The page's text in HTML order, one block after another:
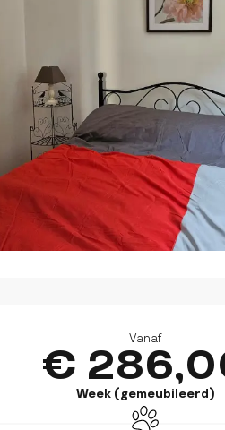
Vanaf
€
Week (gemeubileerd)
Dieren